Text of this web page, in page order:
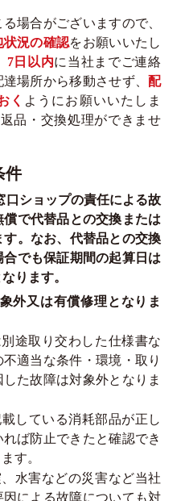
場合がございますので、
状況の確認をお願いいたし
7日以内に当社までご連絡
達場所から移動させず、配
く ようにお願いいたしま
品・交換処理ができませ
件
ショップの責任による故
で代替品との交換または
。なお、代替品との交換
でも保証期間の起算日は
ります。
外又は有償修理となりま
途取り交わした仕様書な
適当な条件・環境・取り
た故障は対象外となりま
している消耗部品が正し
ば防止できたと確認でき
す。
水害などの災害など当社
による故障についても対